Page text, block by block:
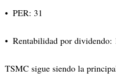
PER: 31
Rentabilidad por dividendo:
TSMC sigue siendo la